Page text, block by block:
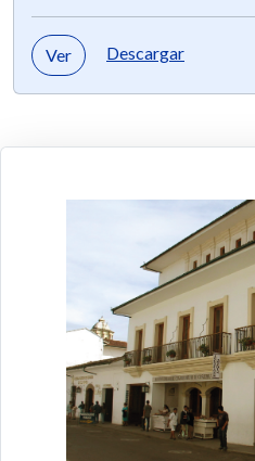
Ver Descargar